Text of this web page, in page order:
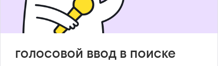
голосовой ввод в поиске